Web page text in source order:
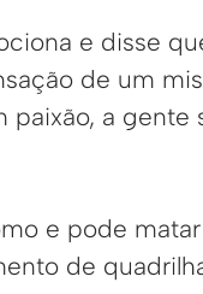
e disse
de um
a gente
e pode
de